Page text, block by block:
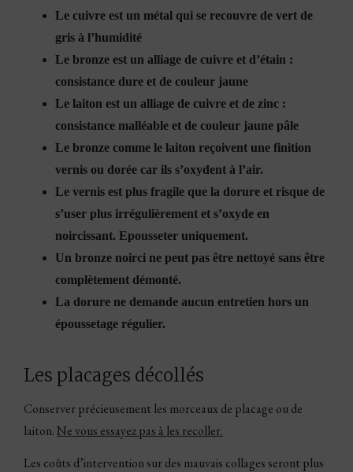
Le cuivre est un métal qui se recouvre de vert de
gris à l’humidité
Le bronze est un alliage de cuivre et d’étain :
consistance dure et de couleur jaune
Le laiton est un alliage de cuivre et de zinc :
consistance malléable et de couleur jaune pâle
Le bronze comme le laiton reçoivent une finition
vernis ou dorée car ils s’oxydent à l’air.
Le vernis est plus fragile que la dorure et risque de
s’user plus irrégulièrement et s’oxyde en
noircissant. Epousseter uniquement.
Un bronze noirci ne peut pas être nettoyé sans être
complètement démonté.
La dorure ne demande aucun entretien hors un
époussetage régulier.
Les placages décollés
Conserver précieusement les morceaux de placage ou de
laiton.Ne vous essayez pas à les recoller.
Les coûts d’intervention sur des mauvais collages seront plus